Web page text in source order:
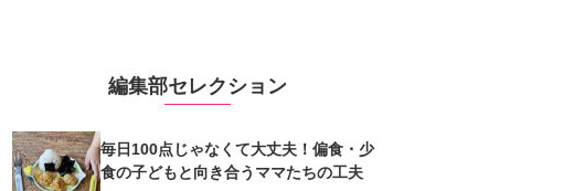
編集部セレクション
毎日100点じゃなくて大丈夫！偏食・少
食の子どもと向き合うママたちの工夫